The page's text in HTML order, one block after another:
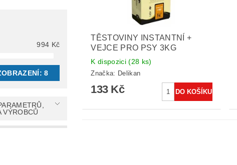
994 Kč
8
VÝROBCŮ
TĚSTOVINY INSTANTNÍ +
VEJCE PRO PSY 3KG
K dispozici(28 ks)
Značka: Delikan
133 Kč